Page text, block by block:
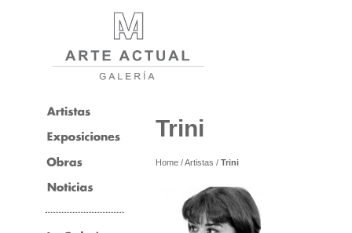
Trini
Home/Artistas / Trini